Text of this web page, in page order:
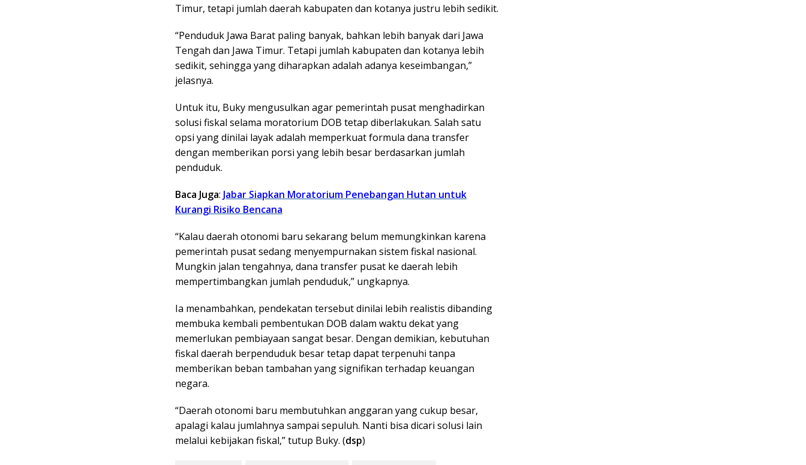
Timur, tetapi jumlah daerah kabupaten dan kotanya justru lebih sedikit.
“Penduduk Jawa Barat paling banyak, bahkan lebih banyak dari Jawa
Tengah dan Jawa Timur. Tetapi jumlah kabupaten dan kotanya lebih
sedikit, sehingga yang diharapkan adalah adanya keseimbangan,”
jelasnya.
Untuk itu, Buky mengusulkan agar pemerintah pusat menghadirkan
solusi fiskal selama moratorium DOB tetap diberlakukan. Salah satu
opsi yang dinilai layak adalah memperkuat formula dana transfer
dengan memberikan porsi yang lebih besar berdasarkan jumlah
penduduk.
Baca Juga: Jabar Siapkan Moratorium Penebangan Hutan untuk
Kurangi Risiko Bencana
“Kalau daerah otonomi baru sekarang belum memungkinkan karena
pemerintah pusat sedang menyempurnakan sistem fiskal nasional.
Mungkin jalan tengahnya, dana transfer pusat ke daerah lebih
mempertimbangkan jumlah penduduk,” ungkapnya.
Ia menambahkan, pendekatan tersebut dinilai lebih realistis dibanding
membuka kembali pembentukan DOB dalam waktu dekat yang
memerlukan pembiayaan sangat besar. Dengan demikian, kebutuhan
fiskal daerah berpenduduk besar tetap dapat terpenuhi tanpa
memberikan beban tambahan yang signifikan terhadap keuangan
negara.
“Daerah otonomi baru membutuhkan anggaran yang cukup besar,
apalagi kalau jumlahnya sampai sepuluh. Nanti bisa dicari solusi lain
melalui kebijakan fiskal,” tutup Buky. (dsp)